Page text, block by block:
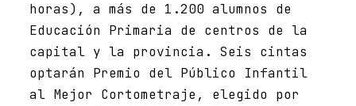
horas), a más de 1.200 alumnos de
Educación Primaria de centros de la
capital y la provincia. Seis cintas
optarán Premio del Público Infantil
al Mejor Cortometraje, elegido por